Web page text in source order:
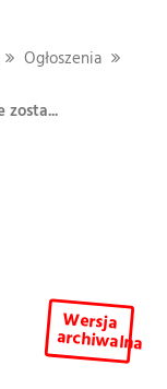
Ogłoszenia
zosta...
Wersja
archiwalna